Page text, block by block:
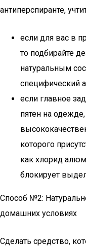
антиперспиранте,
если для вас в
то подбирайте
натуральным
специфический
если главное
пятен на
которого
как хлорид
блокирует
Способ №2:
домашних условиях
Сделать средство,